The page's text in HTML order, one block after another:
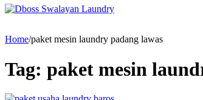
Home/paket mesin laundry padang lawas
Tag: paket mesin